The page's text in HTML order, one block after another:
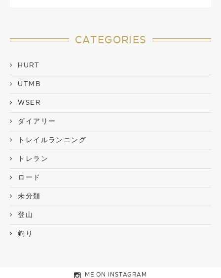
CATEGORIES
HURT
UTMB
WSER
ダイアリー
トレイルランニング
トレラン
ロード
未分類
登山
釣り
ME ON INSTAGRAM